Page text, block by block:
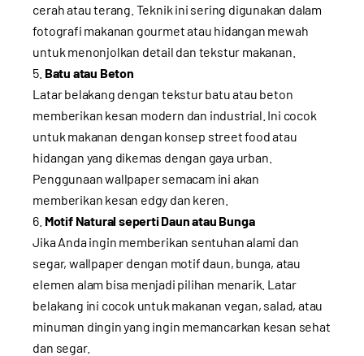
cerah atau terang. Teknik ini sering digunakan dalam
fotografi makanan gourmet atau hidangan mewah
untuk menonjolkan detail dan tekstur makanan.
Batu atau Beton
Latar belakang dengan tekstur batu atau beton
memberikan kesan modern dan industrial. Ini cocok
untuk makanan dengan konsep street food atau
hidangan yang dikemas dengan gaya urban.
Penggunaan wallpaper semacam ini akan
memberikan kesan edgy dan keren.
Motif Natural seperti Daun atau Bunga
Jika Anda ingin memberikan sentuhan alami dan
segar, wallpaper dengan motif daun, bunga, atau
elemen alam bisa menjadi pilihan menarik. Latar
belakang ini cocok untuk makanan vegan, salad, atau
minuman dingin yang ingin memancarkan kesan sehat
dan segar.